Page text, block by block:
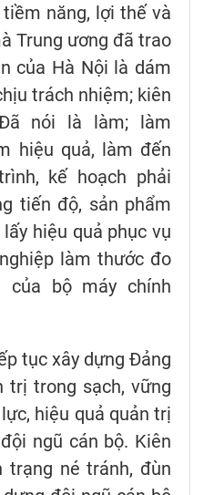
năng, lợi thế và
Trung ương đã trao
của Hà Nội là dám
trách nhiệm; kiên
nói là làm; làm
hiệu quả, làm đến
kế hoạch phải
tiến độ, sản phẩm
hiệu quả phục vụ
làm thước đo
của bộ máy chính
tục xây dựng Đảng
trị trong sạch, vững
hiệu quả quản trị
ngũ cán bộ. Kiên
trạng né tránh, đùn